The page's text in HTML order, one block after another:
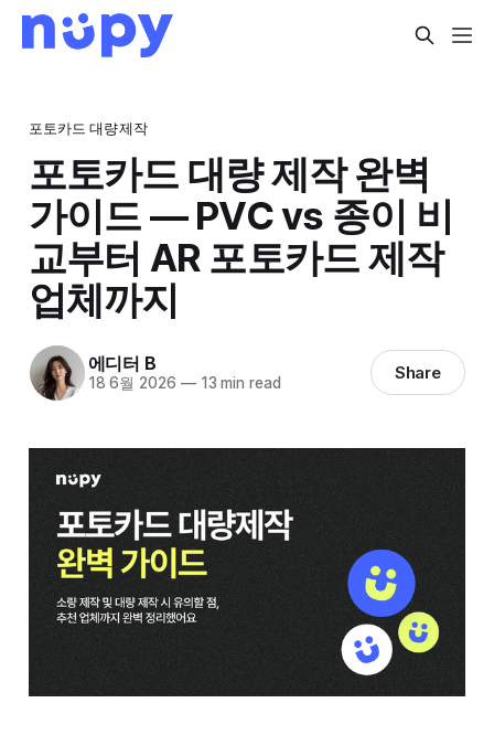
포토카드 대량제작
포토카드 대량 제작 완벽
가이드 — PVC vs 종이 비
교부터 AR 포토카드 제작
업체까지
에디터 B
18 6월 2026 —13 min read Share